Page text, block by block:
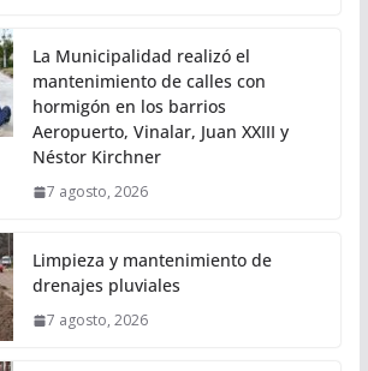
La Municipalidad realizó el
mantenimiento de calles con
hormigón en los barrios
Aeropuerto, Vinalar, Juan XXIII y
Néstor Kirchner
7 agosto, 2026
Limpieza y mantenimiento de
drenajes pluviales
7 agosto, 2026